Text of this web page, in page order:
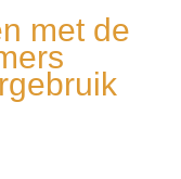
met de